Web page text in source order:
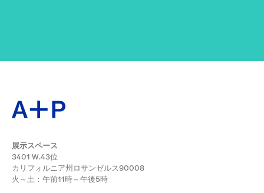
展示スペース
3401 W.43位
カリフォルニア州ロサンゼルス90008
火～土：午前11時～午後5時